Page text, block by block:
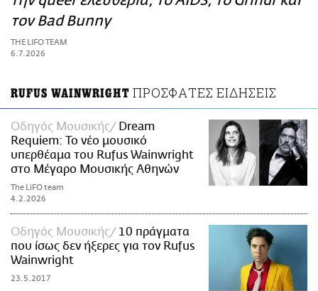
ΑΜΠΑ
PRINT
τον Bad Bunny
THE LIFO TEAM
6.7.2026
RUFUS WAINWRIGHT ΠΡΟΣΦΑΤΕΣ ΕΙΔΗΣΕΙΣ
Οδηγός Μουσικής
Dream
Requiem: Το νέο μουσικό
υπερθέαμα του Rufus Wainwright
στο Μέγαρο Μουσικής Αθηνών
The LiFO team
4.2.2026
Οδηγός Μουσικής
10 πράγματα
που ίσως δεν ήξερες για τον Rufus
Wainwright
23.5.2017